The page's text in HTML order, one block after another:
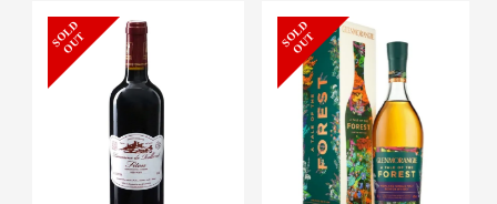
S
O
L
D
O
U
T S
O
L
D
O
U
T